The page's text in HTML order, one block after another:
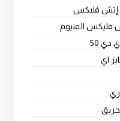
إتش فليكس
فليكس المنيوم
دي 50
اي